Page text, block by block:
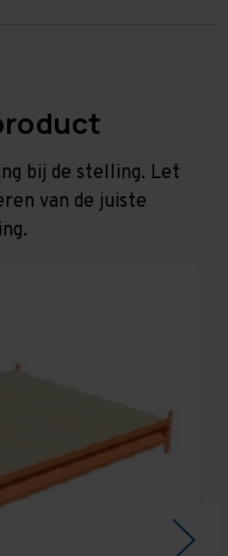
bij de stelling. Let
van de juiste